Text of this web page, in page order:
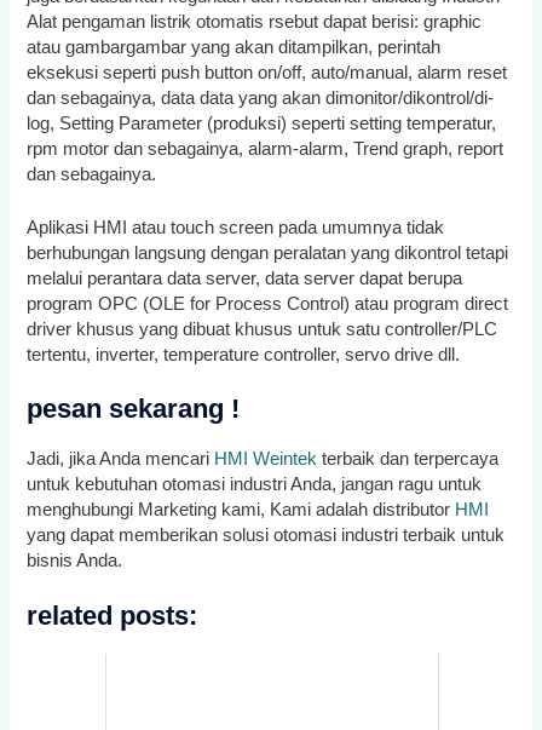
Alat pengaman listrik otomatis rsebut dapat berisi: graphic
atau gambargambar yang akan ditampilkan, perintah
eksekusi seperti push button on/off, auto/manual, alarm reset
dan sebagainya, data data yang akan dimonitor/dikontrol/di-
log, Setting Parameter (produksi) seperti setting temperatur,
rpm motor dan sebagainya, alarm-alarm, Trend graph, report
dan sebagainya.
Aplikasi HMI atau touch screen pada umumnya tidak
berhubungan langsung dengan peralatan yang dikontrol tetapi
melalui perantara data server, data server dapat berupa
program OPC (OLE for Process Control) atau program direct
driver khusus yang dibuat khusus untuk satu controller/PLC
tertentu, inverter, temperature controller, servo drive dll.
pesan sekarang !
Jadi, jika Anda mencari HMI Weintek terbaik dan terpercaya
untuk kebutuhan otomasi industri Anda, jangan ragu untuk
menghubungi Marketing kami, Kami adalah distributor HMI
yang dapat memberikan solusi otomasi industri terbaik untuk
bisnis Anda.
related posts: